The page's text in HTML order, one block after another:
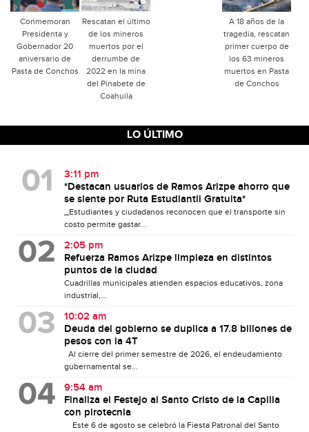
Conmemoran
Presidenta y
Gobernador 20
aniversario de
Pasta de Conchos
Rescatan el último
de los mineros
muertos por el
derrumbe de
2022 en la mina
del Pinabete de
Coahuila
A 18 años de la
tragedia, rescatan
primer cuerpo de
los 63 mineros
muertos en Pasta
de Conchos
LO ÚLTIMO
3:11 pm
*Destacan usuarios de Ramos Arizpe ahorro que
se siente por Ruta Estudiantil Gratuita*
_Estudiantes y ciudadanos reconocen que el transporte sin
costo permite gastar...
2:05 pm
Refuerza Ramos Arizpe limpieza en distintos
puntos de la ciudad
Cuadrillas municipales atienden espacios educativos, zona
industrial,...
10:02 am
Deuda del gobierno se duplica a 17.8 billones de
pesos con la 4T
Al cierre del primer semestre de 2026, el endeudamiento
gubernamental se...
9:54 am
Finaliza el Festejo al Santo Cristo de la Capilla
con pirotecnia
Este 6 de agosto se celebró la Fiesta Patronal del Santo